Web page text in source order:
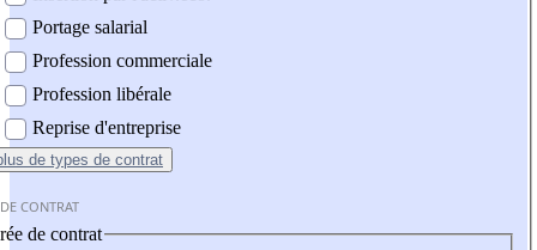
Portage salarial
Profession commerciale
Profession libérale
Reprise d'entreprise
de types de contrat
CONTRAT
de contrat